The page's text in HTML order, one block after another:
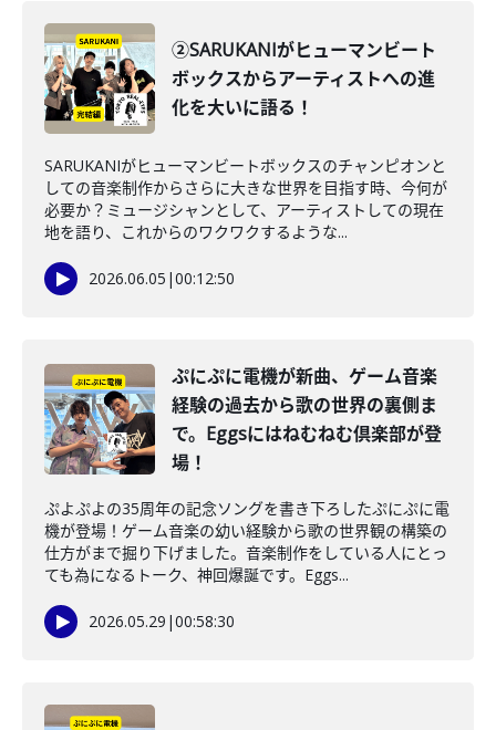
②SARUKANIがヒューマンビート
ボックスからアーティストへの進
化を大いに語る！
SARUKANIがヒューマンビートボックスのチャンピオンと
しての音楽制作からさらに大きな世界を目指す時、今何が
必要か？ミュージシャンとして、アーティストしての現在
地を語り、これからのワクワクするような...
2026.06.05 |00:12:50
ぷにぷに電機が新曲、ゲーム音楽
経験の過去から歌の世界の裏側ま
で。Eggsにはねむねむ倶楽部が登
場！
ぷよぷよの35周年の記念ソングを書き下ろしたぷにぷに電
機が登場！ゲーム音楽の幼い経験から歌の世界観の構築の
仕方がまで掘り下げました。音楽制作をしている人にとっ
ても為になるトーク、神回爆誕です。Eggs...
2026.05.29 |00:58:30